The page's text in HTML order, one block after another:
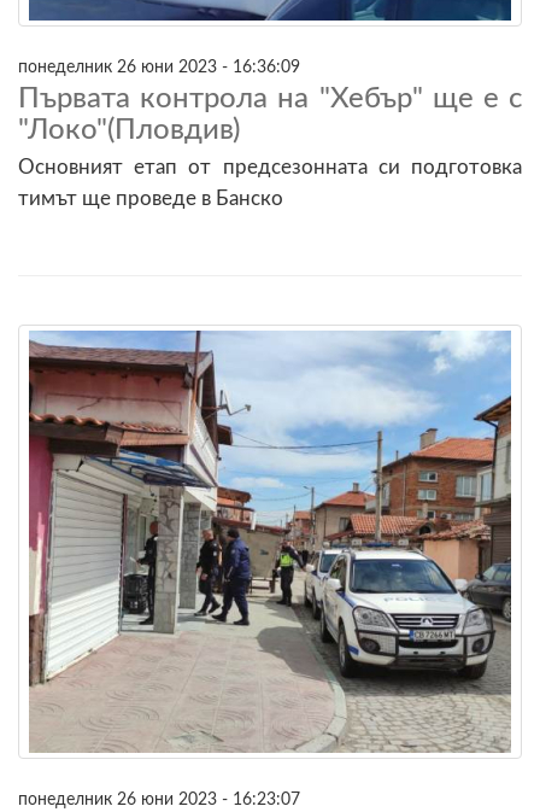
понеделник 26 юни 2023 - 16:36:09
Първата контрола на "Хебър" ще е с
"Локо"(Пловдив)
Основният етап от предсезонната си подготовка
тимът ще проведе в Банско
понеделник 26 юни 2023 - 16:23:07